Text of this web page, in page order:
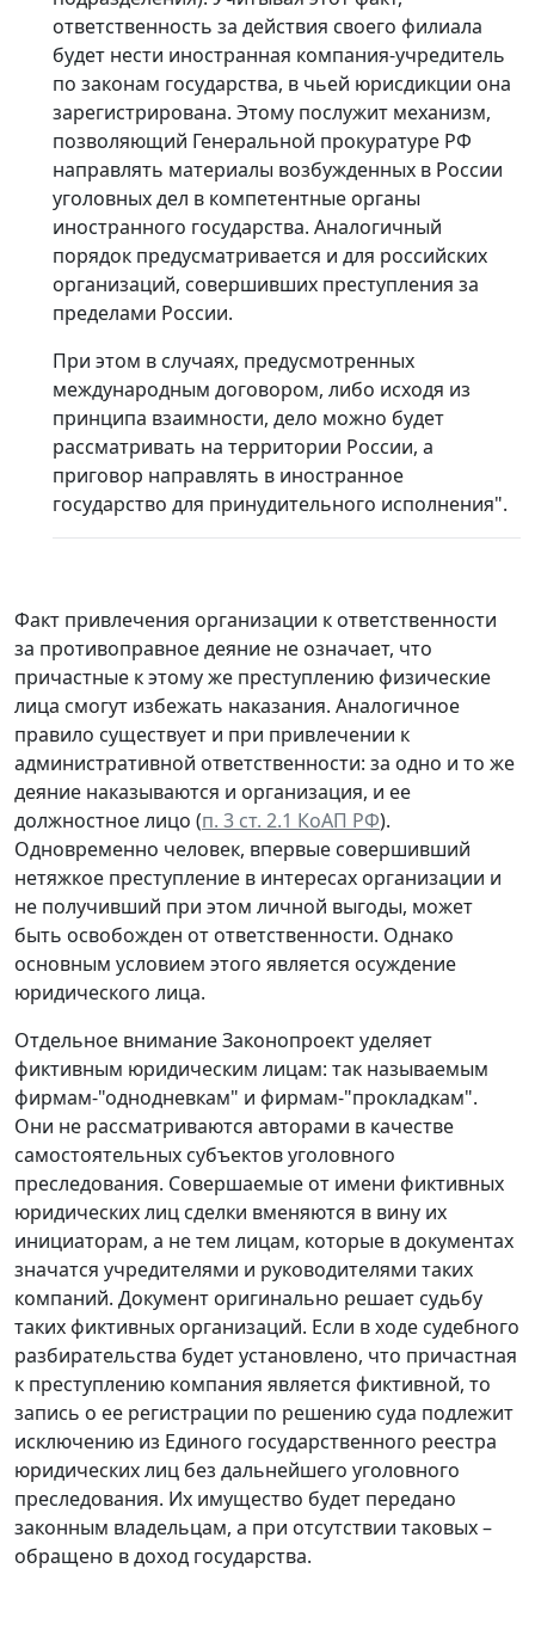
ответственность за действия своего филиала
будет нести иностранная компания-учредитель
по законам государства, в чьей юрисдикции она
зарегистрирована. Этому послужит механизм,
позволяющий Генеральной прокуратуре РФ
направлять материалы возбужденных в России
уголовных дел в компетентные органы
иностранного государства. Аналогичный
порядок предусматривается и для российских
организаций, совершивших преступления за
пределами России.
При этом в случаях, предусмотренных
международным договором, либо исходя из
принципа взаимности, дело можно будет
рассматривать на территории России, а
приговор направлять в иностранное
государство для принудительного исполнения".
Факт привлечения организации к ответственности
за противоправное деяние не означает, что
причастные к этому же преступлению физические
лица смогут избежать наказания. Аналогичное
правило существует и при привлечении к
административной ответственности: за одно и то же
деяние наказываются и организация, и ее
должностное лицо (п. 3 ст. 2.1 КоАП РФ).
Одновременно человек, впервые совершивший
нетяжкое преступление в интересах организации и
не получивший при этом личной выгоды, может
быть освобожден от ответственности. Однако
основным условием этого является осуждение
юридического лица.
Отдельное внимание Законопроект уделяет
фиктивным юридическим лицам: так называемым
фирмам-"однодневкам" и фирмам-"прокладкам".
Они не рассматриваются авторами в качестве
самостоятельных субъектов уголовного
преследования. Совершаемые от имени фиктивных
юридических лиц сделки вменяются в вину их
инициаторам, а не тем лицам, которые в документах
значатся учредителями и руководителями таких
компаний. Документ оригинально решает судьбу
таких фиктивных организаций. Если в ходе судебного
разбирательства будет установлено, что причастная
к преступлению компания является фиктивной, то
запись о ее регистрации по решению суда подлежит
исключению из Единого государственного реестра
юридических лиц без дальнейшего уголовного
преследования. Их имущество будет передано
законным владельцам, а при отсутствии таковых –
обращено в доход государства.